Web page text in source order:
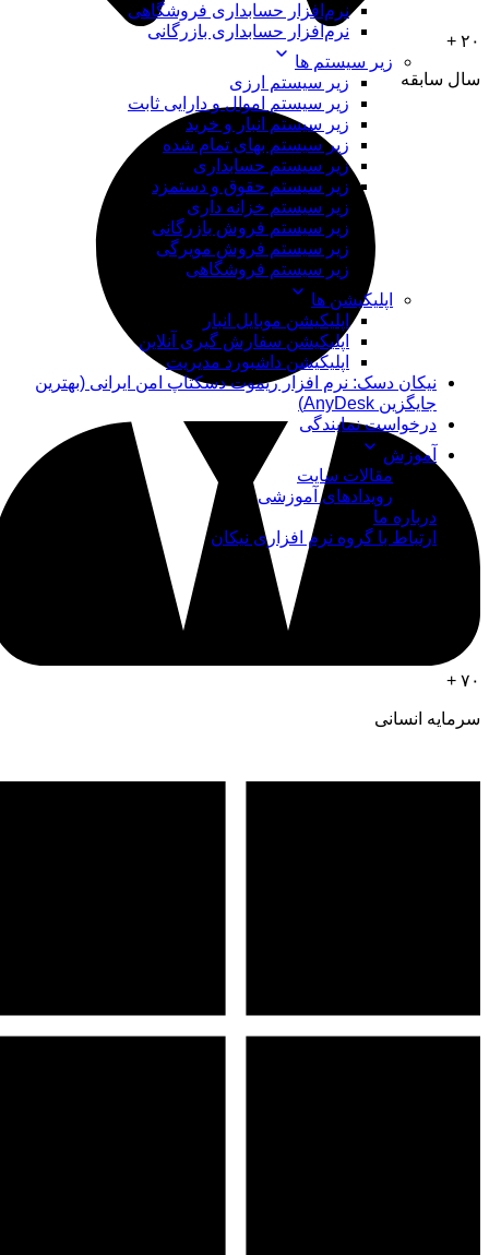
نرم‌افزار حسابداری فروشگاهی
نرم‌افزار حسابداری بازرگانی
زیر سیستم ها
زیر سیستم ارزی
زیر سیستم اموال و دارایی ثابت
زیر سیستم انبار و خرید
زیر سیستم بهای تمام شده
زیر سیستم حسابداری
زیر سیستم حقوق و دستمزد
زیر سیستم خزانه داری
زیر سیستم فروش بازرگانی
زیر سیستم فروش مویرگی
زیر سیستم فروشگاهی
اپلیکیشن ها
اپلیکیشن موبایل انبار
اپلیکیشن سفارش گیری آنلاین
اپلیکیشن داشبورد مدیریت
نیکان دسک: نرم افزار ریموت دسکتاپ امن ایرانی (بهترین
جایگزین AnyDesk)
درخواست نمایندگی
آموزش
مقالات سایت
رویدادهای آموزشی
درباره ما
ارتباط با گروه نرم افزاری نیکان
۲۰ +
سال سابقه
۷۰ +
سرمایه انسانی